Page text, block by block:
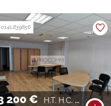
200 € H.T. H.C. / AN
014L839856